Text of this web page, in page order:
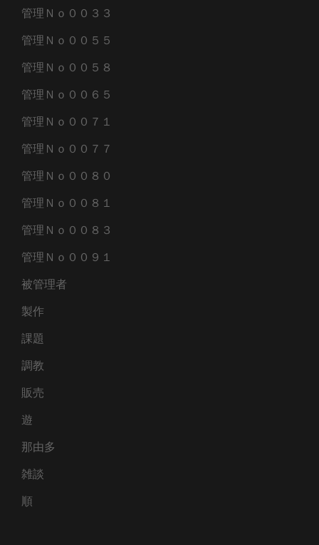
管理Ｎｏ００３３
管理Ｎｏ００５５
管理Ｎｏ００５８
管理Ｎｏ００６５
管理Ｎｏ００７１
管理Ｎｏ００７７
管理Ｎｏ００８０
管理Ｎｏ００８１
管理Ｎｏ００８３
管理Ｎｏ００９１
被管理者
製作
課題
調教
販売
遊
那由多
雑談
順